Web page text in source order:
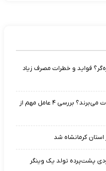
فواید و خطرات مصرف زیاد
چرا برخی زنان از رابطه جنسی کمتر لذت می‌برند؟ بررسی ۴ عامل مهم از
کرمانشاه شد
پشت‌پرده تولد یک وینگر